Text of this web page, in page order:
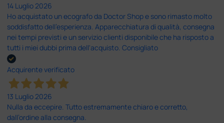
14 Luglio 2026
Ho acquistato un ecografo da Doctor Shop e sono rimasto molto
soddisfatto dell'esperienza. Apparecchiatura di qualità, consegna
nei tempi previsti e un servizio clienti disponibile che ha risposto a
tutti i miei dubbi prima dell'acquisto. Consigliato
Acquirente verificato
13 Luglio 2026
Nulla da eccepire. Tutto estremamente chiaro e corretto,
dall’ordine alla consegna.